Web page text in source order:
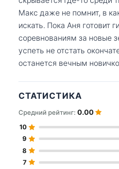
Макс даже не помнит, в
искать. Пока Аня готовит
соревнованиям за новые
успеть не отстать
останется вечным
СТАТИСТИКА
Средний рейтинг: 0.00
10
9
8
7